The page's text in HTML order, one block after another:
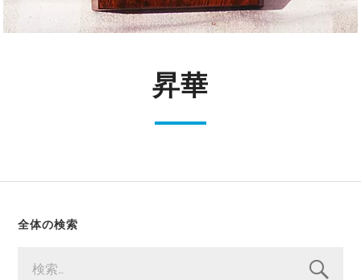
昇華
全体の検索
索: